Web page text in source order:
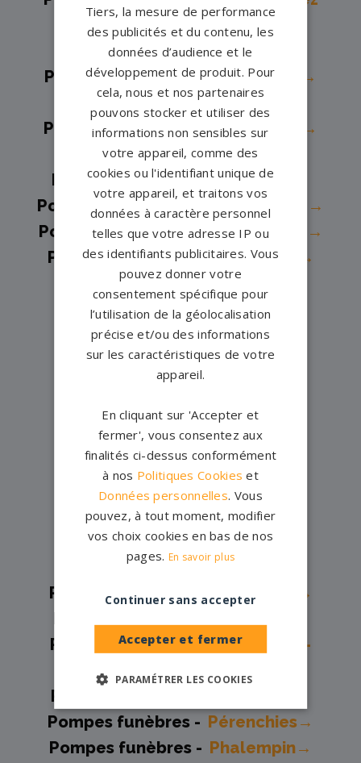
Haubourdin→
Pompes funèbres -HALLUIN→
Pompes funèbres -Haubourdin→
Pompes funèbres - Haulchin→
Pompes funèbres -Hazebrouck→
Pompes funèbres - HEM→
Pompes funèbres - Houplines→
Pompes funèbres -
La Madeleine→
Pompes funèbres -LAMBERSART→
Pompes funèbres -Landrecies→
Pompes funèbres - Lannoy→
Pompes funèbres - Lesquin→
Pompes funèbres -LIGNY EN
CAMBRESIS→
Pompes funèbres -
Pompes funèbres - Linselles→
Pompes funèbres -Loos→
Pompes funèbres - Lys-lez-
Lannoy→
Pompes funèbres -Marcq-en-
Baroeul→
Pompes funèbres -
Pompes funèbres - Maubeuge→
Pompes funèbres - Neuville-en-
Ferrain→
Pompes funèbres - Pérenchies→
Pompes funèbres - Phalempin→
Tiers, la mesure de performance
des publicités et du contenu, les
données d’audience et le
développement de produit. Pour
cela, nous et nos partenaires
pouvons stocker et utiliser des
informations non sensibles sur
votre appareil, comme des
cookies ou l'identifiant unique de
votre appareil, et traitons vos
données à caractère personnel
telles que votre adresse IP ou
des identifiants publicitaires. Vous
pouvez donner votre
consentement spécifique pour
l’utilisation de la géolocalisation
précise et/ou des informations
sur les caractéristiques de votre
appareil.
En cliquant sur 'Accepter et
fermer', vous consentez aux
finalités ci-dessus conformément
à nos Politiques Cookies et
Données personnelles. Vous
pouvez, à tout moment, modifier
vos choix cookies en bas de nos
pages. En savoir plus
Accepter et fermer
Continuer sans accepter
PARAMÉTRER LES COOKIES